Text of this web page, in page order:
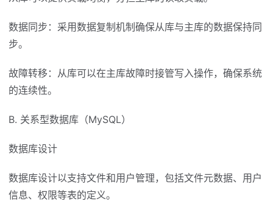
数据同步：采用数据复制机制确保从库与主库的数据保持同
步。
故障转移：从库可以在主库故障时接管写入操作，确保系统
的连续性。
B. 关系型数据库（MySQL）
数据库设计
数据库设计以支持文件和用户管理，包括文件元数据、用户
信息、权限等表的定义。